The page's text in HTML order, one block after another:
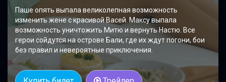
Паше опять выпала великолепная возможность
изменить жене с красивой Васей. Максу выпала
возможность уничтожить Митю и вернуть Настю. Все
герои сойдутся на острове Бали, где их ждут погони, бои
без правил и невероятные приключения.